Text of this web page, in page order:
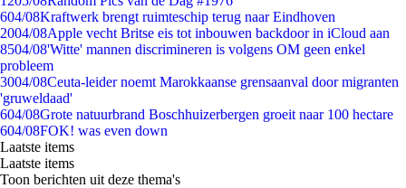
604/08Kraftwerk brengt ruimteschip terug naar Eindhoven
2004/08Apple vecht Britse eis tot inbouwen backdoor in iCloud aan
8504/08'Witte' mannen discrimineren is volgens OM geen enkel
probleem
3004/08Ceuta-leider noemt Marokkaanse grensaanval door migranten
'gruweldaad'
604/08Grote natuurbrand Boschhuizerbergen groeit naar 100 hectare
604/08FOK! was even down
Laatste items
Laatste items
Toon berichten uit deze thema's